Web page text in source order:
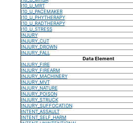
I10_U_MRT
I10_U_PACEMAKER
I10_U_PHYTHERAPY
I10_U_RADTHERAPY
I10_U_STRESS
INJURY
INJURY_CUT
INJURY_DROWN
INJURY_FALL
Data Element
INJURY_FIRE
INJURY_FIREARM
INJURY_MACHINERY
INJURY_MVT
INJURY_NATURE
INJURY_POISON
INJURY_STRUCK
INJURY_SUFFOCATION
INTENT_ASSAULT
INTENT_SELF_HARM